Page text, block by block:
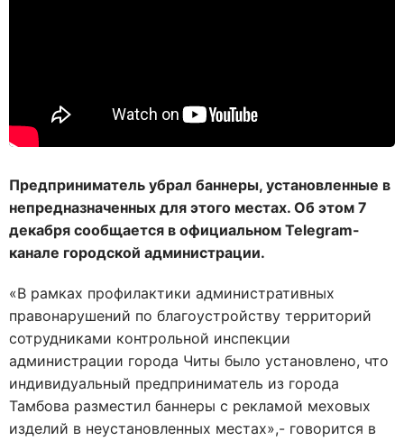
Предприниматель убрал баннеры, установленные в
непредназначенных для этого местах. Об этом 7
декабря сообщается в официальном Telegram-
канале городской администрации.
«В рамках профилактики административных
правонарушений по благоустройству территорий
сотрудниками контрольной инспекции
администрации города Читы было установлено, что
индивидуальный предприниматель из города
Тамбова разместил баннеры с рекламой меховых
изделий в неустановленных местах»,- говорится в